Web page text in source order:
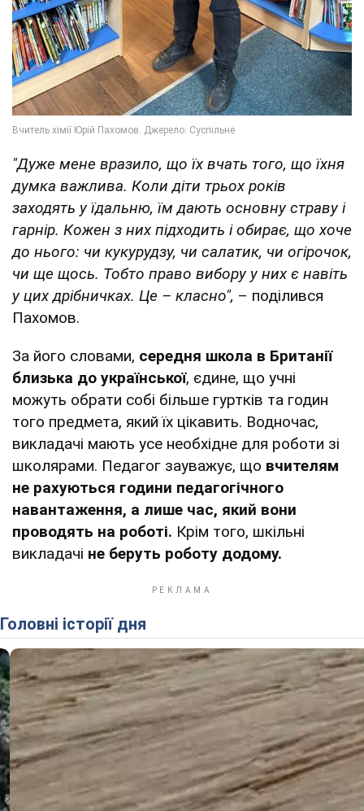
"Дуже мене вразило, що їх вчать того, що їхня
думка важлива. Коли діти трьох років
заходять у їдальню, їм дають основну страву і
гарнір. Кожен з них підходить і обирає, що хоче
до нього: чи кукурудзу, чи салатик, чи огірочок,
чи ще щось. Тобто право вибору у них є навіть
у цих дрібничках. Це – класно", – поділився
Пахомов.
За його словами, середня школа в Британії
близька до української, єдине, що учні
можуть обрати собі більше гуртків та годин
того предмета, який їх цікавить. Водночас,
викладачі мають усе необхідне для роботи зі
школярами. Педагог зауважує, що вчителям
не рахуються години педагогічного
навантаження, а лише час, який вони
проводять на роботі. Крім того, шкільні
викладачі не беруть роботу додому.
Головні історії дня